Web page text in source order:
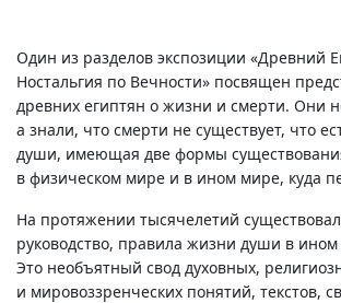
Один из разделов экспозиции «Древний
Ностальгия по Вечности» посвящен
древних египтян о жизни и смерти. Они
а знали, что смерти не существует, что
души, имеющая две формы
в физическом мире и в ином мире, куда
На протяжении тысячелетий
руководство, правила жизни души в
Это необъятный свод духовных,
и мировоззренческих понятий, текстов,